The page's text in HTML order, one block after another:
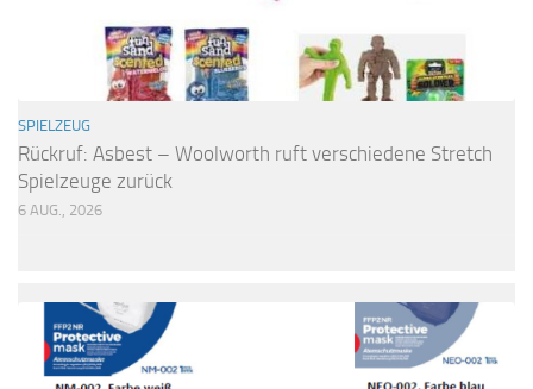
SPIELZEUG
Rückruf: Asbest – Woolworth ruft verschiedene Stretch
Spielzeuge zurück
6 AUG., 2026